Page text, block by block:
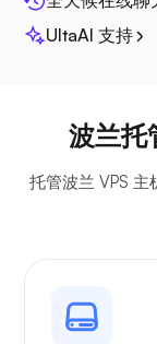
UltaAI 支持
波兰托
托管波兰 VPS